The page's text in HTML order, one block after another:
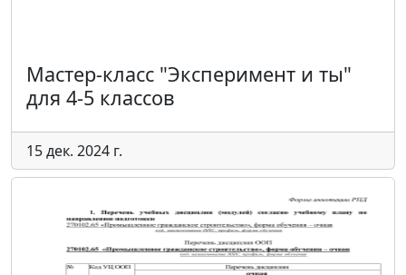
Мастер-класс "Эксперимент и ты"
для 4-5 классов
15 дек. 2024 г.